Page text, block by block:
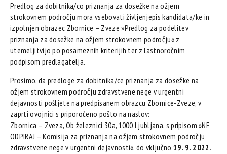
Predlog za dobitnika/co priznanja za dosežke na ožjem
strokovnem področju mora vsebovati življenjepis kandidata/ke in
izpolnjen obrazec Zbornice – Zveze »Predlog za podelitev
priznanja za dosežke na ožjem strokovnem področju« z
utemeljitvijo po posameznih kriterijih ter z lastnoročnim
podpisom predlagatelja.
Prosimo, da predloge za dobitnika/ce priznanja za dosežke na
ožjem strokovnem področju zdravstvene nege v urgentni
dejavnosti pošljete na predpisanem obrazcu Zbornice-Zveze, v
zaprti ovojnici s priporočeno pošto na naslov:
Zbornica – Zveza, Ob železnici 30a, 1000 Ljubljana, s pripisom »NE
ODPIRAJ – Komisija za priznanja na ožjem strokovnem področju
zdravstvene nege v urgentni dejavnosti«, do vključno 19. 9. 2022 .